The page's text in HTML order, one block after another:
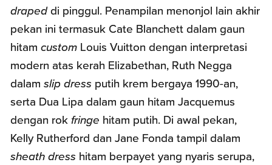
drapeddi pinggul. Penampilan menonjol lain akhir
pekan ini termasuk Cate Blanchett dalam gaun
hitamcustom Louis Vuitton dengan interpretasi
modern atas kerah Elizabethan, Ruth Negga
dalamslip dress putih krem bergaya 1990-an,
serta Dua Lipa dalam gaun hitam Jacquemus
dengan rokfringe hitam putih. Di awal pekan,
Kelly Rutherford dan Jane Fonda tampil dalam
sheath dress hitam berpayet yang nyaris serupa,